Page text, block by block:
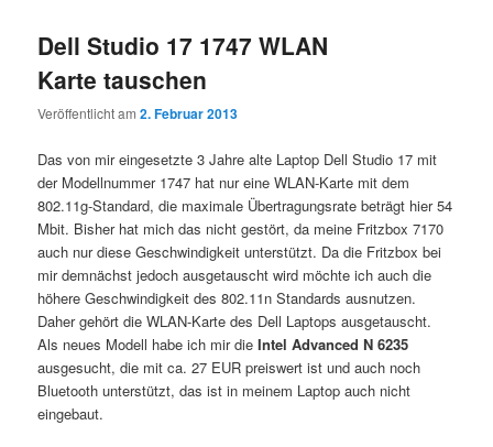
Dell Studio 17 1747 WLAN
Karte tauschen
Veröffentlicht am2. Februar 2013
Das von mir eingesetzte 3 Jahre alte Laptop Dell Studio 17 mit
der Modellnummer 1747 hat nur eine WLAN-Karte mit dem
802.11g-Standard, die maximale Übertragungsrate beträgt hier 54
Mbit. Bisher hat mich das nicht gestört, da meine Fritzbox 7170
auch nur diese Geschwindigkeit unterstützt. Da die Fritzbox bei
mir demnächst jedoch ausgetauscht wird möchte ich auch die
höhere Geschwindigkeit des 802.11n Standards ausnutzen.
Daher gehört die WLAN-Karte des Dell Laptops ausgetauscht.
Als neues Modell habe ich mir dieIntel Advanced N 6235
ausgesucht, die mit ca. 27 EUR preiswert ist und auch noch
Bluetooth unterstützt, das ist in meinem Laptop auch nicht
eingebaut.